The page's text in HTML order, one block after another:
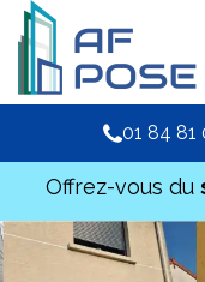
01 84 81
Offrez-vous du